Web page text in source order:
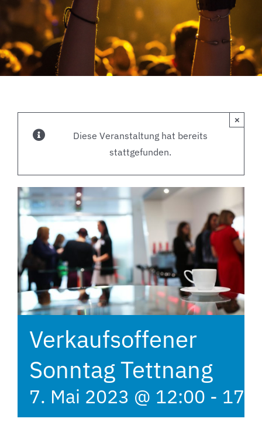
Diese Veranstaltung hat bereits
stattgefunden.
×
Verkaufsoffener
Sonntag Tettnang
7. Mai 2023 @ 12:00 -